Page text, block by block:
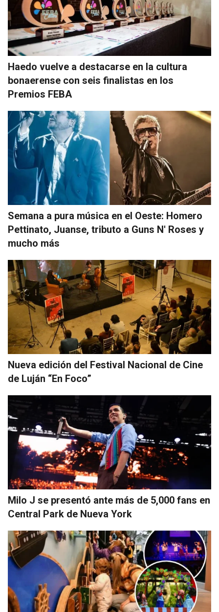
Haedo vuelve a destacarse en la cultura
bonaerense con seis finalistas en los
Premios FEBA
Semana a pura música en el Oeste: Homero
Pettinato, Juanse, tributo a Guns N' Roses y
mucho más
Nueva edición del Festival Nacional de Cine
de Luján “En Foco”
Milo J se presentó ante más de 5,000 fans en
Central Park de Nueva York